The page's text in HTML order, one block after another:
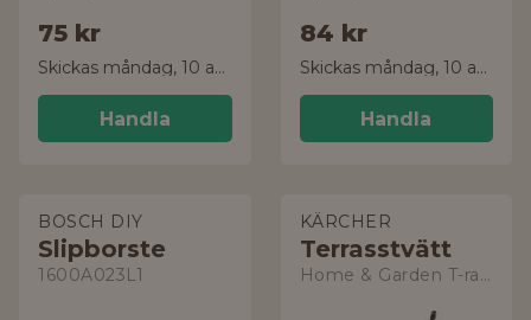
75 kr
Skickas måndag, 10 aug.
Handla
84 kr
Skickas måndag, 10 aug.
Handla
BOSCH DIY
Slipborste
1600A023L1
KÄRCHER
Terrasstvätt
Home & Garden T-racer T7 Plus